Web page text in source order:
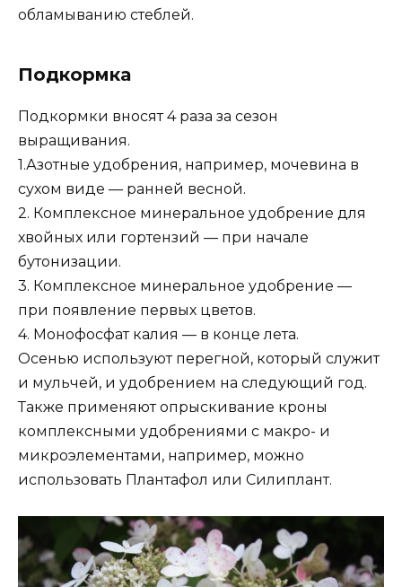
обламыванию стеблей.
Подкормка
Подкормки вносят 4 раза за сезон
выращивания.
1.Азотные удобрения, например, мочевина в
сухом виде — ранней весной.
2. Комплексное минеральное удобрение для
хвойных или гортензий — при начале
бутонизации.
3. Комплексное минеральное удобрение —
при появление первых цветов.
4. Монофосфат калия — в конце лета.
Осенью используют перегной, который служит
и мульчей, и удобрением на следующий год.
Также применяют опрыскивание кроны
комплексными удобрениями с макро- и
микроэлементами, например, можно
использовать Плантафол или Силиплант.